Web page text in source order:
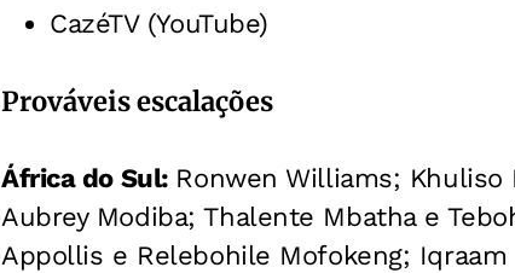
CazéTV (YouTube)
Prováveis escalações
África do Sul: Ronwen Williams;
Aubrey Modiba; Thalente Mbatha e
Appollis e Relebohile Mofokeng; Iqraam